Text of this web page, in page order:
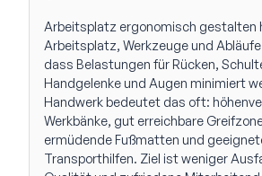
Arbeitsplatz ergonomisch gestalten
Arbeitsplatz, Werkzeuge und
dass Belastungen für Rücken,
Handgelenke und Augen minimiert
Handwerk bedeutet das oft:
Werkbänke, gut erreichbare
ermüdende Fußmatten und
Transporthilfen. Ziel ist weniger